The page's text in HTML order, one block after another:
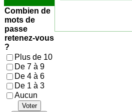
Combien de
mots de
passe
retenez-vous
?
Plus de 10
De 7 à 9
De 4 à 6
De 1 à 3
Aucun
Voter